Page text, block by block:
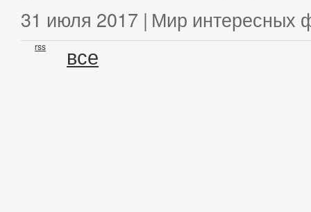
31 июля 2017 | Мир интересных
rss все